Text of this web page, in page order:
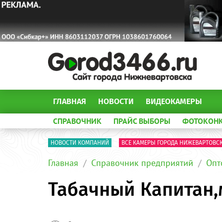
ГЛАВНАЯ НОВОСТИ ВИДЕОКАМЕРЫ
СПРАВОЧНИК ПРАЙС ВЫБОРЫ
НОВОСТИ КОМПАНИЙ ВСЕ КАМЕРЫ ГОРОДА
Главная Справочник предприятий
Табачный